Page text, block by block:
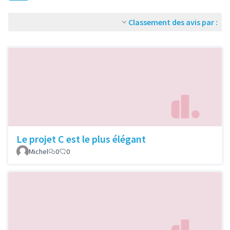
Classement des avis par :
Le projet C est le plus élégant
Michel 0 0